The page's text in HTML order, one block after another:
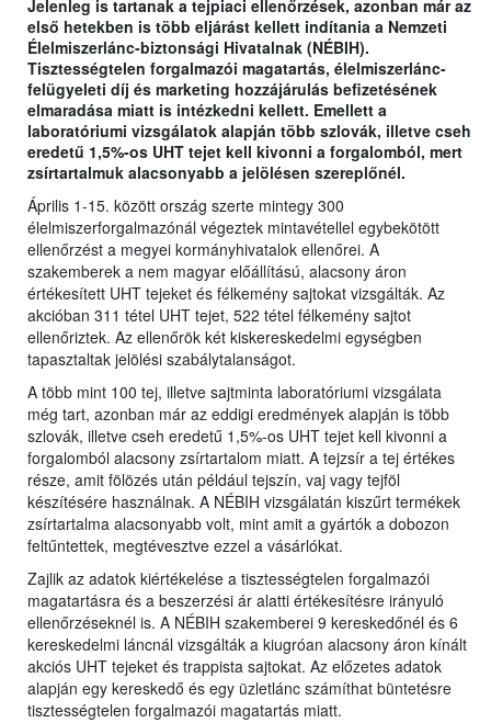
Jelenleg is tartanak a tejpiaci ellenőrzések, azonban már az
első hetekben is több eljárást kellett indítania a Nemzeti
Élelmiszerlánc-biztonsági Hivatalnak (NÉBIH).
Tisztességtelen forgalmazói magatartás, élelmiszerlánc-
felügyeleti díj és marketing hozzájárulás befizetésének
elmaradása miatt is intézkedni kellett. Emellett a
laboratóriumi vizsgálatok alapján több szlovák, illetve cseh
eredetű 1,5%-os UHT tejet kell kivonni a forgalomból, mert
zsírtartalmuk alacsonyabb a jelölésen szereplőnél.
Április 1-15. között ország szerte mintegy 300
élelmiszerforgalmazónál végeztek mintavétellel egybekötött
ellenőrzést a megyei kormányhivatalok ellenőrei. A
szakemberek a nem magyar előállítású, alacsony áron
értékesített UHT tejeket és félkemény sajtokat vizsgálták. Az
akcióban 311 tétel UHT tejet, 522 tétel félkemény sajtot
ellenőriztek. Az ellenőrök két kiskereskedelmi egységben
tapasztaltak jelölési szabálytalanságot.
A több mint 100 tej, illetve sajtminta laboratóriumi vizsgálata
még tart, azonban már az eddigi eredmények alapján is több
szlovák, illetve cseh eredetű 1,5%-os UHT tejet kell kivonni a
forgalomból alacsony zsírtartalom miatt. A tejzsír a tej értékes
része, amit fölözés után például tejszín, vaj vagy tejföl
készítésére használnak. A NÉBIH vizsgálatán kiszűrt termékek
zsírtartalma alacsonyabb volt, mint amit a gyártók a dobozon
feltűntettek, megtévesztve ezzel a vásárlókat.
Zajlik az adatok kiértékelése a tisztességtelen forgalmazói
magatartásra és a beszerzési ár alatti értékesítésre irányuló
ellenőrzéseknél is. A NÉBIH szakemberei 9 kereskedőnél és 6
kereskedelmi láncnál vizsgálták a kiugróan alacsony áron kínált
akciós UHT tejeket és trappista sajtokat. Az előzetes adatok
alapján egy kereskedő és egy üzletlánc számíthat büntetésre
tisztességtelen forgalmazói magatartás miatt.